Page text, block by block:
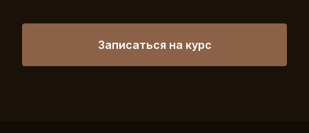
Записаться на курс